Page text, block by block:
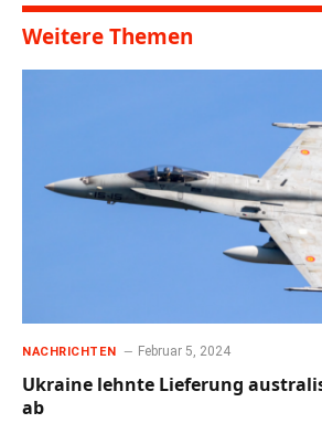
Weitere Themen
NACHRICHTEN Februar 5, 2024
Ukraine lehnte Lieferung
ab